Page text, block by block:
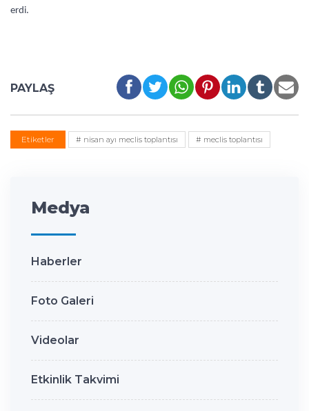
erdi.
PAYLAŞ
Etiketler # nisan ayı meclis toplantısı # meclis toplantısı
Medya
Haberler
Foto Galeri
Videolar
Etkinlik Takvimi